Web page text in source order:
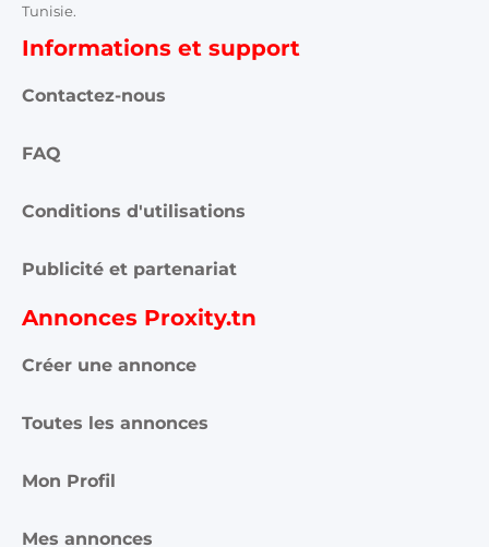
Tunisie.
Informations et support
Contactez-nous
FAQ
Conditions d'utilisations
Publicité et partenariat
Annonces Proxity.tn
Créer une annonce
Toutes les annonces
Mon Profil
Mes annonces